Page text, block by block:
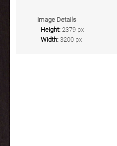
Image Details
Height: 2379 px
Width: 3200 px